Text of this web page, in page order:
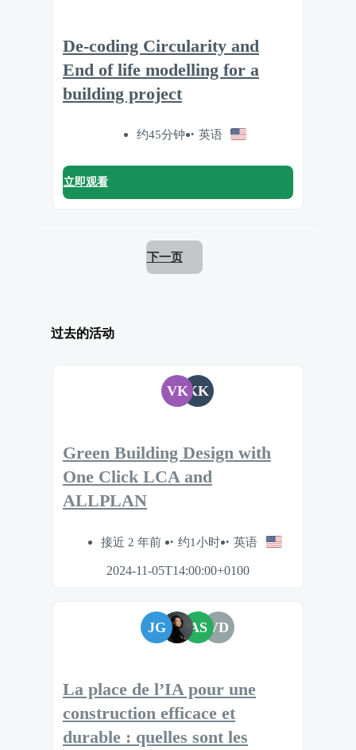
De-coding Circularity and
End of life modelling for a
building project
约45分钟 英语
立即观看
下一页
过去的活动
VKKK
Green Building Design with
One Click LCA and
ALLPLAN
接近 2 年前 约1小时 英语
2024-11-05T14:00:00+0100
JG AS VD
La place de l’IA pour une
construction efficace et
durable : quelles sont les